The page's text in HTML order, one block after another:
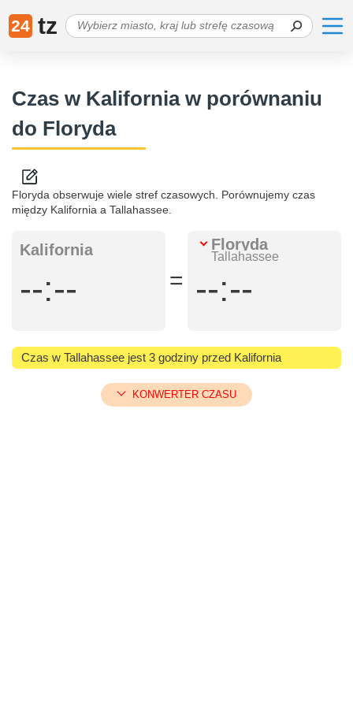
24 tz
Czas w Kalifornia w porównaniu
do Floryda
Floryda obserwuje wiele stref czasowych. Porównujemy czas
między Kalifornia a Tallahassee.
Kalifornia
--:-- =
Floryda
Tallahassee
--:--
Czas w Tallahassee jest 3 godziny przed Kalifornia
KONWERTER CZASU